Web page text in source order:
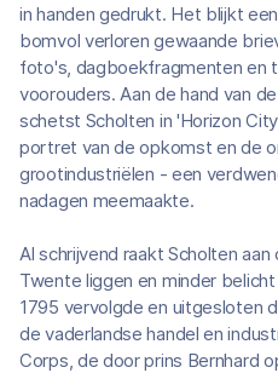
in handen gedrukt. Het blijkt
bomvol verloren gewaande
foto's, dagboekfragmenten en
voorouders. Aan de hand van
schetst Scholten in 'Horizon
portret van de opkomst en de
grootindustriëlen - een
nadagen meemaakte.
Al schrijvend raakt Scholten
Twente liggen en minder
1795 vervolgde en uitgesloten
de vaderlandse handel en
Corps, de door prins Bernhard